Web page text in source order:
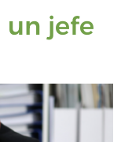
un jefe